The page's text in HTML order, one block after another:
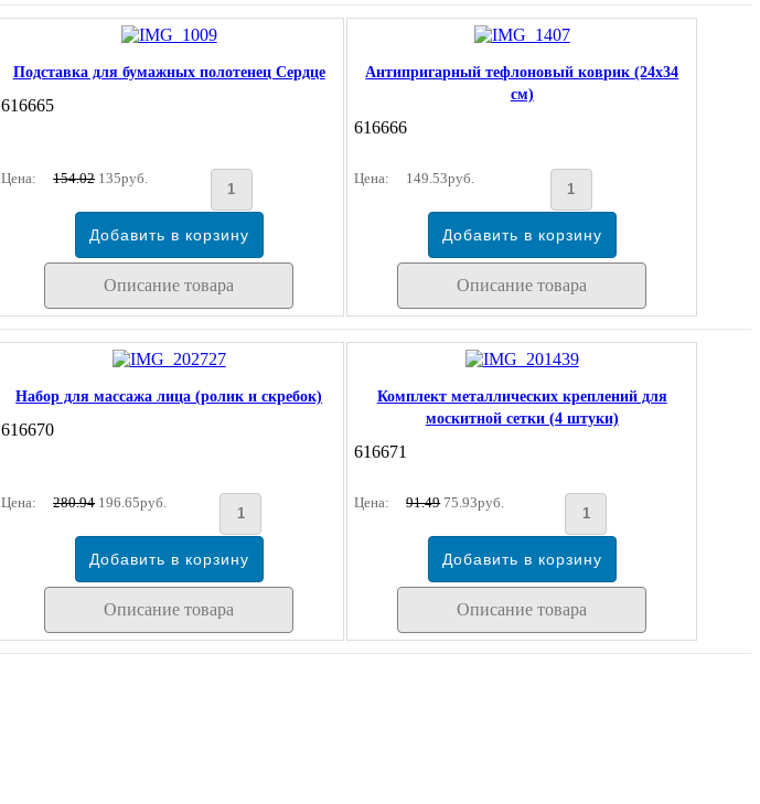
Подставка для бумажных полотенец Сердце
616665
Цена: 154.02135руб.
Описание товара
Антипригарный тефлоновый коврик (24х34
см)
616666
Цена: 149.53руб.
Описание товара
Набор для массажа лица (ролик и скребок)
616670
Цена: 280.94196.65руб.
Описание товара
Комплект металлических креплений для
москитной сетки (4 штуки)
616671
Цена: 91.4975.93руб.
Описание товара